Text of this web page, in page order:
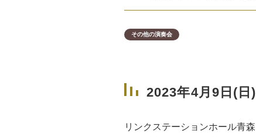
その他の演奏会
2023年4月9日(日)
リンクステーションホール青森